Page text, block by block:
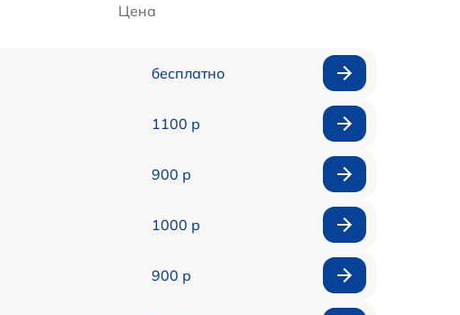
Цена
бесплатно
1100 р
900 р
1000 р
900 р